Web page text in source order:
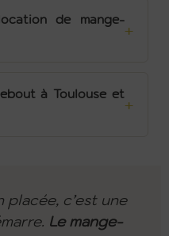
de mange-
à Toulouse et
placée, c’est une
Le mange-